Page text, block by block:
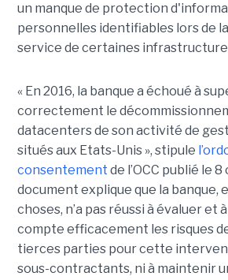
un manque de protection
personnelles identifiables lors de
service de certaines
« En 2016, la banque a échoué à
correctement le
datacenters de son activité de
situés aux Etats-Unis », stipule
consentement de l’OCC publié le
document explique que la banque,
choses, n’a pas réussi à évaluer et
compte efficacement les risques
tierces parties pour cette
sous-contractants, ni à maintenir